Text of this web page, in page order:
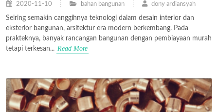
2020-11-10 bahan bangunan dony ardiansyah
Seiring semakin canggihnya teknologi dalam desain interior dan
eksterior bangunan, arsitektur era modern berkembang. Pada
prakteknya, banyak rancangan bangunan dengan pembiayaan murah
tetapi terkesan... Read More